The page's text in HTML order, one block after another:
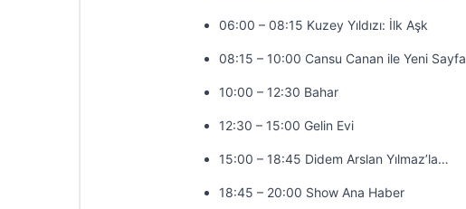
06:00 – 08:15 Kuzey Yıldızı: İlk Aşk
08:15 – 10:00 Cansu Canan ile Yeni Sayfa
10:00 – 12:30 Bahar
12:30 – 15:00 Gelin Evi
15:00 – 18:45 Didem Arslan Yılmaz’la…
18:45 – 20:00 Show Ana Haber